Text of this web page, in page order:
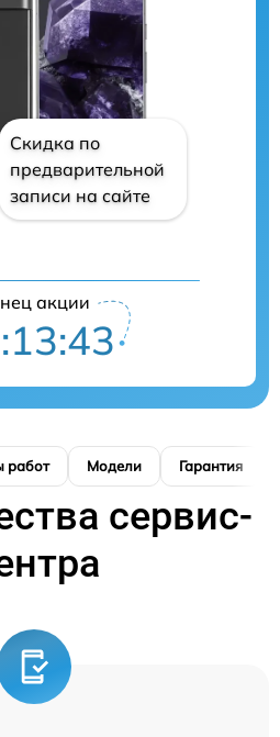
Скидка по
предварительной
записи на сайте
акции
работ Модели Гарантия
сервис-